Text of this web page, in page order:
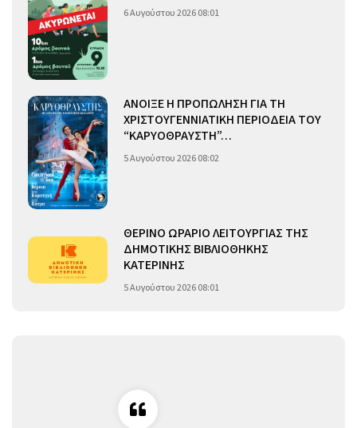
6 Αυγούστου 2026 08:01
ΑΝΟΙΞΕ Η ΠΡΟΠΩΛΗΣΗ ΓΙΑ ΤΗ
ΧΡΙΣΤΟΥΓΕΝΝΙΑΤΙΚΗ ΠΕΡΙΟΔΕΙΑ ΤΟΥ
“ΚΑΡΥΟΘΡΑΥΣΤΗ”…
5 Αυγούστου 2026 08:02
ΘΕΡΙΝΟ ΩΡΑΡΙΟ ΛΕΙΤΟΥΡΓΙΑΣ ΤΗΣ
ΔΗΜΟΤΙΚΗΣ ΒΙΒΛΙΟΘΗΚΗΣ
ΚΑΤΕΡΙΝΗΣ
5 Αυγούστου 2026 08:01